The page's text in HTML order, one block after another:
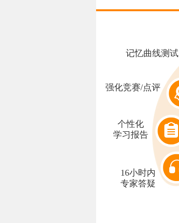
记忆曲线测试
强化竞赛/点评
个性化
学习报告
16小时内
专家答疑